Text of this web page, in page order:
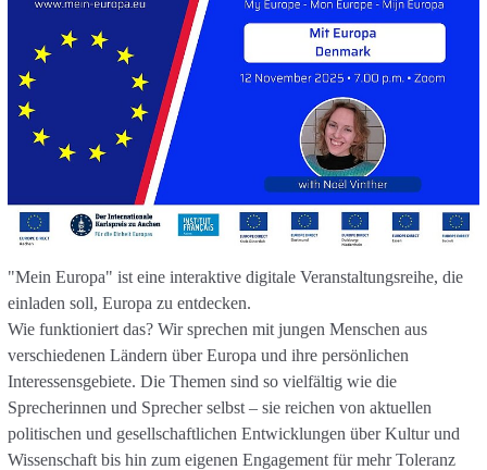
"Mein Europa" ist eine interaktive digitale Veranstaltungsreihe, die
einladen soll, Europa zu entdecken.
Wie funktioniert das? Wir sprechen mit jungen Menschen aus
verschiedenen Ländern über Europa und ihre persönlichen
Interessensgebiete. Die Themen sind so vielfältig wie die
Sprecherinnen und Sprecher selbst – sie reichen von aktuellen
politischen und gesellschaftlichen Entwicklungen über Kultur und
Wissenschaft bis hin zum eigenen Engagement für mehr Toleranz